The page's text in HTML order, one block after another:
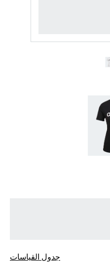
جدول القياسات